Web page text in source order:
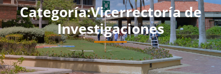
Categoría:Vicerrectoría de
Investigaciones